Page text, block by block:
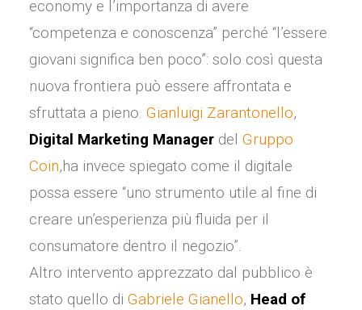
economy e l’importanza di avere
“competenza e conoscenza” perché “l’essere
giovani significa ben poco”: solo così questa
nuova frontiera può essere affrontata e
sfruttata a pieno. Gianluigi Zarantonello,
Digital Marketing Manager del Gruppo
Coin,ha invece spiegato come il digitale
possa essere “uno strumento utile al fine di
creare un’esperienza più fluida per il
consumatore dentro il negozio”.
Altro intervento apprezzato dal pubblico è
stato quello di Gabriele Gianello, Head of